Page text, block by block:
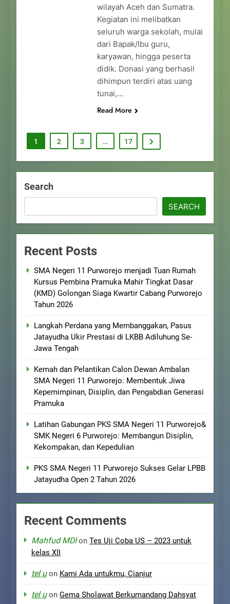
wilayah Aceh dan Sumatra.
Kegiatan ini melibatkan
seluruh warga sekolah, mulai
dari Bapak/Ibu guru,
karyawan, hingga peserta
didik. Donasi yang berhasil
dihimpun terdiri atas uang
tunai,…
Read More
1 2 3 … 17
Search
SEARCH
Recent Posts
SMA Negeri 11 Purworejo menjadi Tuan Rumah
Kursus Pembina Pramuka Mahir Tingkat Dasar
(KMD) Golongan Siaga Kwartir Cabang Purworejo
Tahun 2026
Langkah Perdana yang Membanggakan, Pasus
Jatayudha Ukir Prestasi di LKBB Adiluhung Se-
Jawa Tengah
Kemah dan Pelantikan Calon Dewan Ambalan
SMA Negeri 11 Purworejo: Membentuk Jiwa
Kepemimpinan, Disiplin, dan Pengabdian Generasi
Pramuka
Latihan Gabungan PKS SMA Negeri 11 Purworejo&
SMK Negeri 6 Purworejo: Membangun Disiplin,
Kekompakan, dan Kepedulian
PKS SMA Negeri 11 Purworejo Sukses Gelar LPBB
Jatayudha Open 2 Tahun 2026
Recent Comments
Mahfud MDIon Tes Uji Coba US – 2023 untuk
kelas XII
tel uon Kami Ada untukmu, Cianjur
tel uon Gema Sholawat Berkumandang Dahsyat